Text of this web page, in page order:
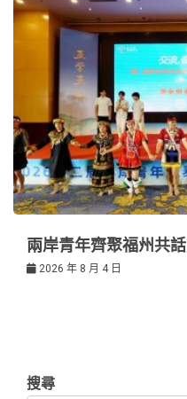
兩岸青年齊聚福州共
2026 年 8 月 4 日
搜尋